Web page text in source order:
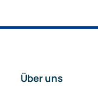
Über uns